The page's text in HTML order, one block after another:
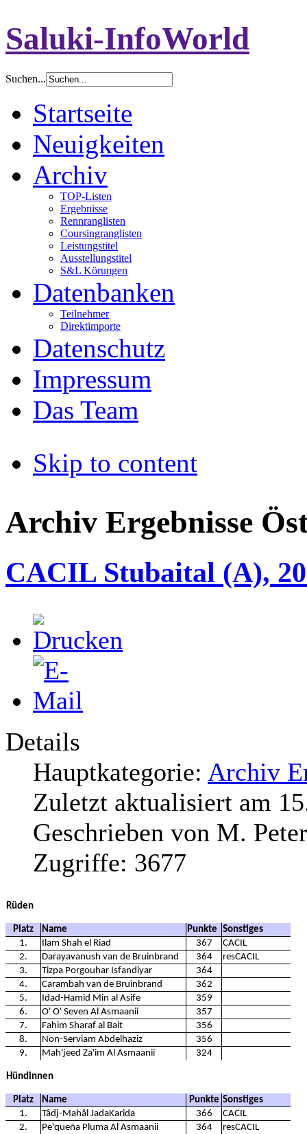
Saluki-InfoWorld
Suchen...
Startseite
Neuigkeiten
Archiv
TOP-Listen
Ergebnisse
Rennranglisten
Coursingranglisten
Leistungstitel
Ausstellungstitel
S&L Körungen
Datenbanken
Teilnehmer
Direktimporte
Datenschutz
Impressum
Das Team
Skip to content
Archiv Ergebnisse
CACIL Stubaital (A),
Details
Hauptkategorie: Archiv
Zuletzt aktualisiert am
Geschrieben von M.
Zugriffe: 3677
Rüden
Platz Name Punkte Sonstiges
1.
Ilam Shah el Riad 367
CACIL
2.
Darayavanush van de Bruinbrand 364
resCACIL
3.
Tizpa Porgouhar Isfandiyar
364
4.
Carambah van de Bruinbrand
362
5.
Idad-Hamid Min al Asife
359
6.
O' O' Seven Al Asmaanii
357
7.
Fahim Sharaf al Bait
356
8.
Non-Serviam Abdelhaziz
356
9.
Mah'jeed Za'im Al Asmaanii 324
Hündinnen
Platz Name Punkte Sonstiges
1.
Tâdj-Mahâl JadaKarida 366
CACIL
2.
Pe'queña Pluma Al Asmaanii 364
resCACIL